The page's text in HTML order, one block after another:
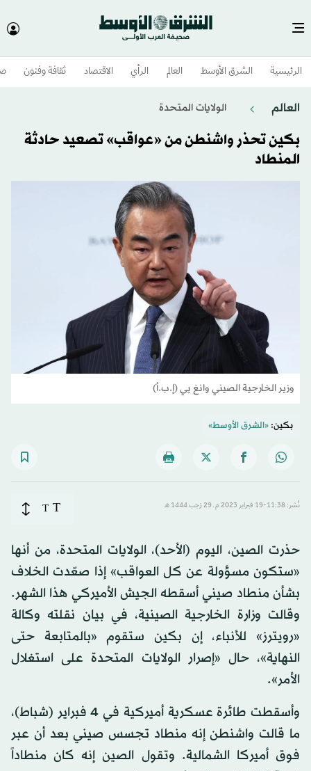
الرئيسية الشرق الأوسط​ العالم الرأي الاقتصاد ثقافة وفنون
العالم الولايات المتحدة​
بكين تحذر واشنطن من «عواقب» تصعيد حادثة
المنطاد
وزير الخارجية الصيني وانغ يي (إ.ب.أ)
بكين:«الشرق الأوسط»
نُشر: 11:38-19 فبراير 2023 م ـ 29 رَجب 1444 هـ T
T
حذرت الصين، اليوم (الأحد)، الولايات المتحدة، من أنها
«ستكون مسؤولة عن كل العواقب» إذا صعّدت الخلاف
بشأن منطاد صيني أسقطه الجيش الأميركي هذا الشهر.
وقالت وزارة الخارجية الصينية، في بيان نقلته وكالة
«رويترز» للأنباء، إن بكين ستقوم «بالمتابعة حتى
النهاية»، حال «إصرار الولايات المتحدة على استغلال
الأمر».
وأسقطت طائرة عسكرية أميركية في 4 فبراير (شباط)،
ما قالت واشنطن إنه منطاد تجسس صيني بعد أن عبر
فوق أميركا الشمالية. وتقول الصين إنه كان منطاداً